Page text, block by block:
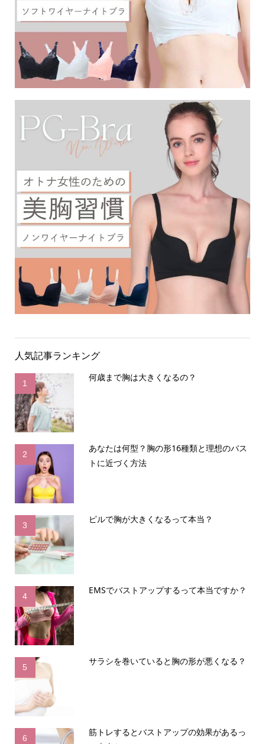
人気記事ランキング
1
何歳まで胸は大きくなるの？
2
あなたは何型？胸の形16種類と理想のバス
トに近づく方法
3
ピルで胸が大きくなるって本当？
4
EMSでバストアップするって本当ですか？
5
サラシを巻いていると胸の形が悪くなる？
6
筋トレするとバストアップの効果があるっ